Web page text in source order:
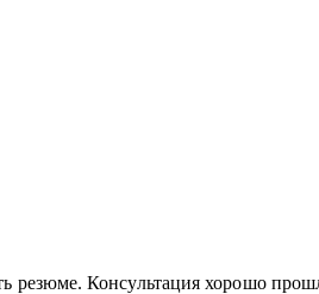
резюме. Консультация хорошо